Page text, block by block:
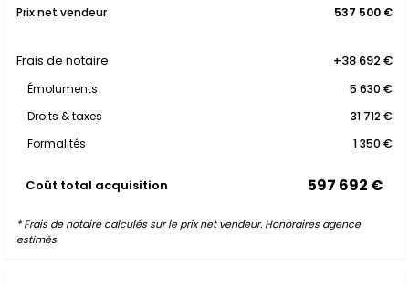
Prix net vendeur
537 500 €
Frais de notaire +38 692 €
Émoluments
5 630 €
Droits & taxes
31 712 €
Formalités
1 350 €
Coût total acquisition 597 692 €
* Frais de notaire calculés sur le prix net vendeur. Honoraires agence
estimés.